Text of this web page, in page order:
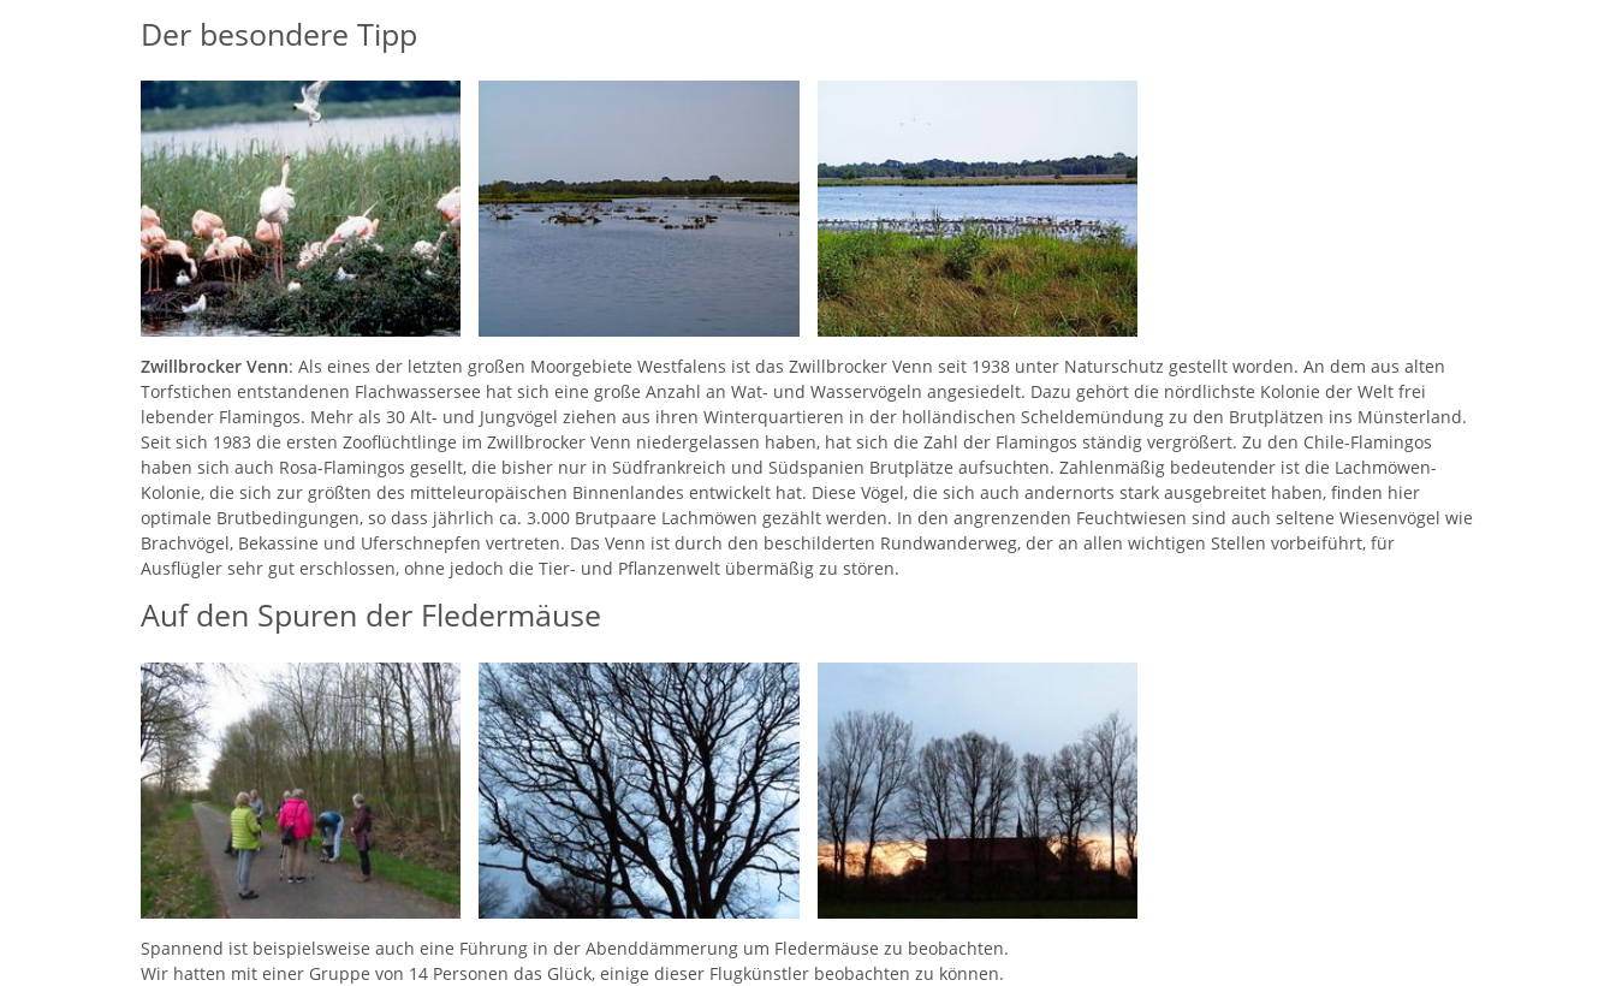
Der besondere Tipp
Zwillbrocker Venn: Als eines der letzten großen Moorgebiete Westfalens ist das Zwillbrocker Venn seit 1938 unter Naturschutz gestellt worden. An dem aus alten
Torfstichen entstandenen Flachwassersee hat sich eine große Anzahl an Wat- und Wasservögeln angesiedelt. Dazu gehört die nördlichste Kolonie der Welt frei
lebender Flamingos. Mehr als 30 Alt- und Jungvögel ziehen aus ihren Winterquartieren in der holländischen Scheldemündung zu den Brutplätzen ins Münsterland.
Seit sich 1983 die ersten Zooflüchtlinge im Zwillbrocker Venn niedergelassen haben, hat sich die Zahl der Flamingos ständig vergrößert. Zu den Chile-Flamingos
haben sich auch Rosa-Flamingos gesellt, die bisher nur in Südfrankreich und Südspanien Brutplätze aufsuchten. Zahlenmäßig bedeutender ist die Lachmöwen-
Kolonie, die sich zur größten des mitteleuropäischen Binnenlandes entwickelt hat. Diese Vögel, die sich auch andernorts stark ausgebreitet haben, finden hier
optimale Brutbedingungen, so dass jährlich ca. 3.000 Brutpaare Lachmöwen gezählt werden. In den angrenzenden Feuchtwiesen sind auch seltene Wiesenvögel wie
Brachvögel, Bekassine und Uferschnepfen vertreten. Das Venn ist durch den beschilderten Rundwanderweg, der an allen wichtigen Stellen vorbeiführt, für
Ausflügler sehr gut erschlossen, ohne jedoch die Tier- und Pflanzenwelt übermäßig zu stören.
Auf den Spuren der Fledermäuse
Spannend ist beispielsweise auch eine Führung in der Abenddämmerung um Fledermäuse zu beobachten.
Wir hatten mit einer Gruppe von 14 Personen das Glück, einige dieser Flugkünstler beobachten zu können.